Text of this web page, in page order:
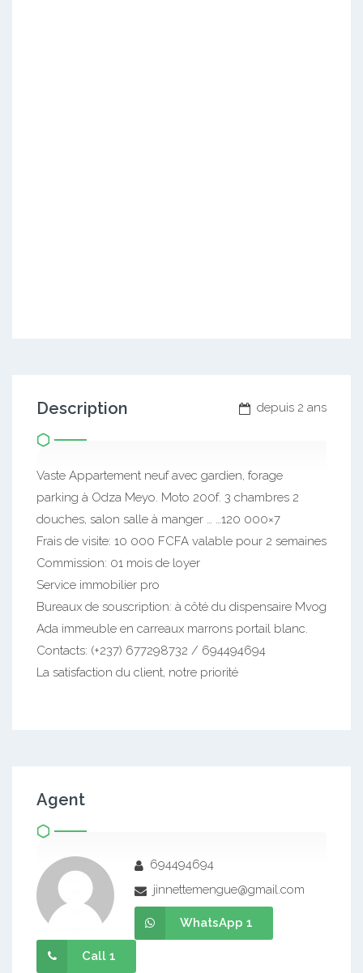
depuis 2 ans
Description
Vaste Appartement neuf avec gardien, forage
parking à Odza Meyo. Moto 200f. 3 chambres 2
douches, salon salle à manger … …120 000×7
Frais de visite: 10 000 FCFA valable pour 2 semaines
Commission: 01 mois de loyer
Service immobilier pro
Bureaux de souscription: à côté du dispensaire Mvog
Ada immeuble en carreaux marrons portail blanc.
Contacts: (+237) 677298732 / 694494694
La satisfaction du client, notre priorité
Agent
694494694
jinnettemengue@gmail.com
WhatsApp 1
Call 1